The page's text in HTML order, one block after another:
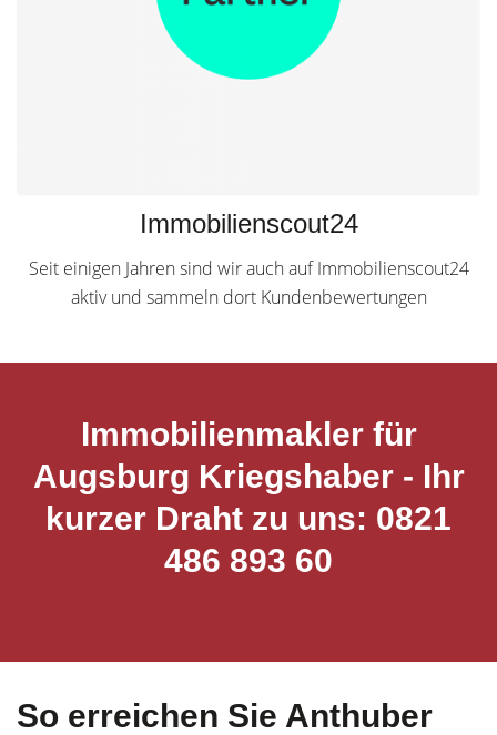
Immobilienscout24
Seit einigen Jahren sind wir auch auf Immobilienscout24
aktiv und sammeln dort Kundenbewertungen
Immobilienmakler für
Augsburg Kriegshaber - Ihr
kurzer Draht zu uns: 0821
486 893 60
So erreichen Sie Anthuber